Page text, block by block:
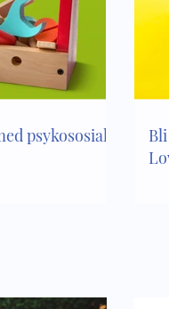
Bli kjent med
kapittel 8 i Lov om
barnehager
psykososialt